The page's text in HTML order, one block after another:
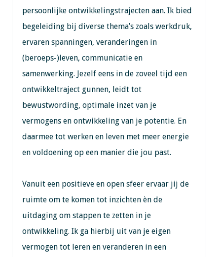
persoonlijke ontwikkelingstrajecten aan. Ik bied
begeleiding bij diverse thema’s zoals werkdruk,
ervaren spanningen, veranderingen in
(beroeps-)leven, communicatie en
samenwerking. Jezelf eens in de zoveel tijd een
ontwikkeltraject gunnen, leidt tot
bewustwording, optimale inzet van je
vermogens en ontwikkeling van je potentie. En
daarmee tot werken en leven met meer energie
en voldoening op een manier die jou past.
Vanuit een positieve en open sfeer ervaar jij de
ruimte om te komen tot inzichten èn de
uitdaging om stappen te zetten in je
ontwikkeling. Ik ga hierbij uit van je eigen
vermogen tot leren en veranderen in een